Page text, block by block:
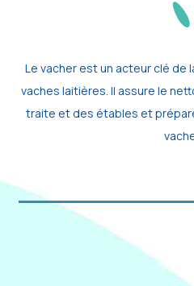
Le vacher est un acteur clé de
vaches laitières. Il assure le
traite et des étables et